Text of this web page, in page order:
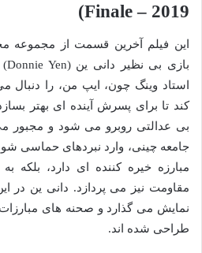
Finale – 2019)
این فیلم آخرین قسمت از مجموعه
استاد وینگ چون، ایپ من، را دنبال
کند تا برای پسرش آینده ای بهتر
بی عدالتی روبرو می شود و مجبور
جامعه چینی، وارد نبردهای حماسی
مبارزه خیره کننده ای دارد، بلکه
مقاومت نیز می پردازد. دانی ین در
نمایش می گذارد و صحنه های
طراحی شده اند.